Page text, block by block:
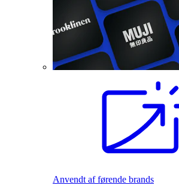
Anvendt af førende brands